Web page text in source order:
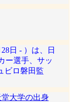
日 - ）は、日
ー選手、サッ
ビロ磐田監
大学の出身